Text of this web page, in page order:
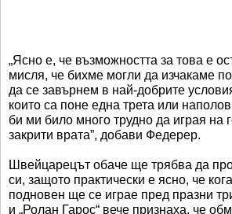
„Ясно е, че възможността за това е
мисля, че бихме могли да изчакаме
да се завърнем в най-добрите
които са поне една трета или
би ми било много трудно да играя на
закрити врата”, добави Федерер.
Швейцарецът обаче ще трябва да
си, защото практически е ясно, че
подновен ще се играе пред празни
и „Ролан Гарос“ вече признаха, че